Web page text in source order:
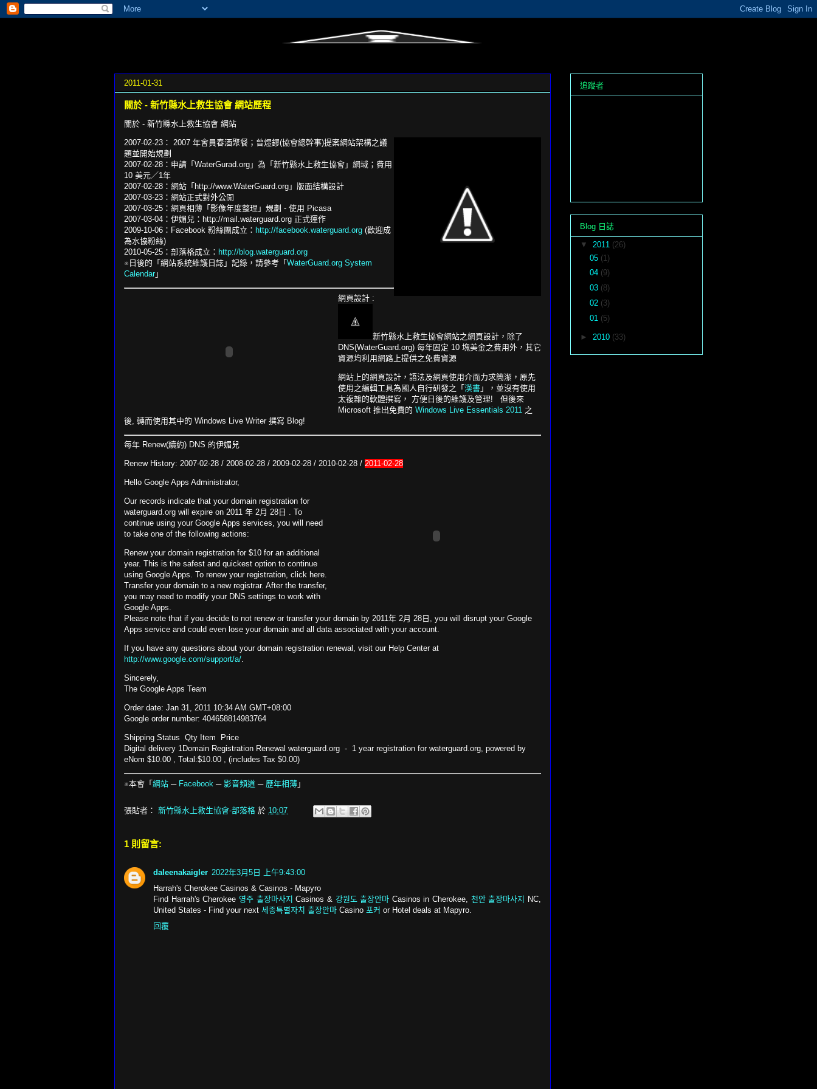
2011-01-31
關於 - 新竹縣水上救生協會 網站歷程
關於 - 新竹縣水上救生協會 網站
2007-02-23： 2007 年會員春酒聚餐；曾煜鏐(協會總幹事)提案網站架構之議
題並開始規劃
2007-02-28：申請「WaterGurad.org」為「新竹縣水上救生協會」網域；費用
10 美元／1年
2007-02-28：網站「http://www.WaterGuard.org」版面結構設計
2007-03-23：網站正式對外公開
2007-03-25：網頁相薄「影像年度整理」規劃 - 使用 Picasa
2007-03-04：伊媚兒：http://mail.waterguard.org 正式運作
2009-10-06：Facebook 粉絲團成立： http://facebook.waterguard.org (歡迎成
為水協粉絲)
2010-05-25：部落格成立： http://blog.waterguard.org
※日後的「網站系統維護日誌」記錄，請參考「 WaterGuard.org System
Calendar 」
網頁設計 :
新竹縣水上救生協會網站之網頁設計，除了
DNS(WaterGuard.org) 每年固定 10 塊美金之費用外，其它
資源均利用網路上提供之免費資源
網站上的網頁設計，語法及網頁使用介面力求簡潔，原先
使用之編輯工具為國人自行研發之「漢書 」，並沒有使用
太複雜的軟體撰寫， 方便日後的維護及管理! 但後來
Microsoft 推出免費的 Windows Live Essentials 2011 之
後, 轉而使用其中的 Windows Live Writer 撰寫 Blog!
每年 Renew(續約) DNS 的伊媚兒
Renew History: 2007-02-28 / 2008-02-28 / 2009-02-28 / 2010-02-28 / 2011-02-28
Hello Google Apps Administrator,
Our records indicate that your domain registration for
waterguard.org will expire on 2011 年 2月 28日 . To
continue using your Google Apps services, you will need
to take one of the following actions:
Renew your domain registration for $10 for an additional
year. This is the safest and quickest option to continue
using Google Apps. To renew your registration, click here.
Transfer your domain to a new registrar. After the transfer,
you may need to modify your DNS settings to work with
Google Apps.
Please note that if you decide to not renew or transfer your domain by 2011年 2月 28日, you will disrupt your Google
Apps service and could even lose your domain and all data associated with your account.
If you have any questions about your domain registration renewal, visit our Help Center at
http://www.google.com/support/a/.
Sincerely,
The Google Apps Team
Order date: Jan 31, 2011 10:34 AM GMT+08:00
Google order number: 404658814983764
Shipping Status Qty Item Price
Digital delivery 1Domain Registration Renewal waterguard.org - 1 year registration for waterguard.org, powered by
eNom $10.00 , Total:$10.00 , (includes Tax $0.00)
※本會「網站 ─ Facebook ─ 影音頻道 ─ 歷年相薄 」
張貼者： 新竹縣水上救生協會-部落格 於 10:07
1 則留言:
daleenakaigler 2022年3月5日 上午9:43:00
Harrah's Cherokee Casinos & Casinos - Mapyro
Find Harrah's Cherokee 영주 출장마사지 Casinos & 강원도 출장안마 Casinos in Cherokee, 천안 출장마사지 NC,
United States - Find your next 세종특별자치 출장안마 Casino 포커 or Hotel deals at Mapyro.
回覆
追蹤者
Blog 日誌
▼ 2011 (26)
05 (1)
04 (9)
03 (8)
02 (3)
01 (5)
► 2010 (33)